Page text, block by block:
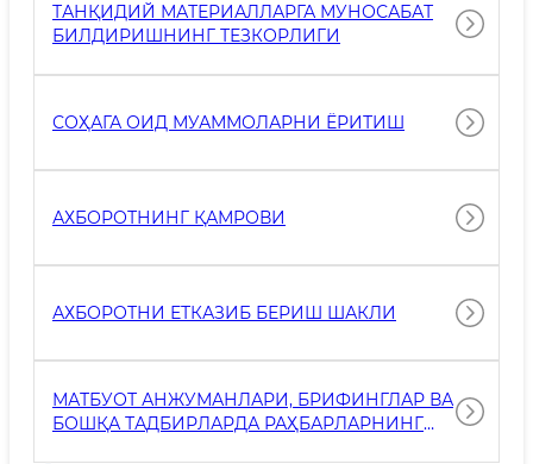
ТАНҚИДИЙ МАТЕРИАЛЛАРГА МУНОСАБАТ
БИЛДИРИШНИНГ ТЕЗКОРЛИГИ
СОҲАГА ОИД МУАММОЛАРНИ ЁРИТИШ
АХБОРОТНИНГ ҚАМРОВИ
АХБОРОТНИ ЕТКАЗИБ БЕРИШ ШАКЛИ
МАТБУОТ АНЖУМАНЛАРИ, БРИФИНГЛАР ВА
БОШҚА ТАДБИРЛАРДА РАҲБАРЛАРНИНГ